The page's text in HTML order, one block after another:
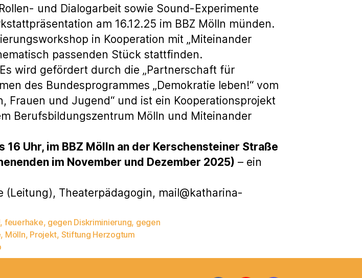
und Dialogarbeit sowie Sound-Experimente
am 16.12.25 im BBZ Mölln münden.
in Kooperation mit „Miteinander
passenden Stück stattfinden.
wird gefördert durch die „Partnerschaft für
des Bundesprogrammes „Demokratie leben!“ vom
Frauen und Jugend“ und ist ein Kooperationsprojekt
Berufsbildungszentrum Mölln und Miteinander
Uhr, im BBZ Mölln an der Kerschensteiner Straße
im November und Dezember 2025) – ein
Theaterpädagogin, mail@katharina-
, feuerhake, gegen Diskriminierung, gegen
, Mölln, Projekt, Stiftung Herzogtum